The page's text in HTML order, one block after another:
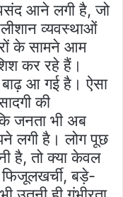
आने लगी है, जो
व्यवस्थाओं
के सामने आम
कर रहे हैं।
बाढ़ आ गई है। ऐसा
की
जनता भी अब
लगी है। लोग पूछ
है, तो क्या केवल
फिजूलखर्ची, बड़े-